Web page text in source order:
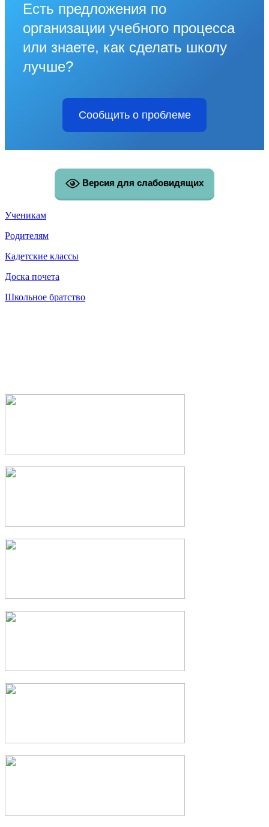
Есть предложения по
организации учебного процесса
или знаете, как сделать школу
лучше?
Сообщить о проблеме
Версия для слабовидящих
Ученикам
Родителям
Кадетские классы
Доска почета
Школьное братство